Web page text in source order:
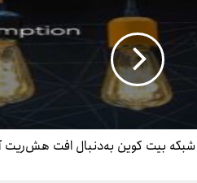
بیت کوین به‌دنبال افت هش‌ریت